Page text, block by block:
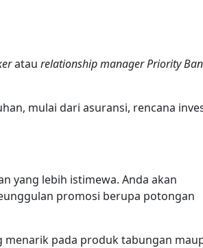
atau relationship manager Priority
mulai dari asuransi, rencana
yang lebih istimewa. Anda akan
promosi berupa potongan
menarik pada produk tabungan